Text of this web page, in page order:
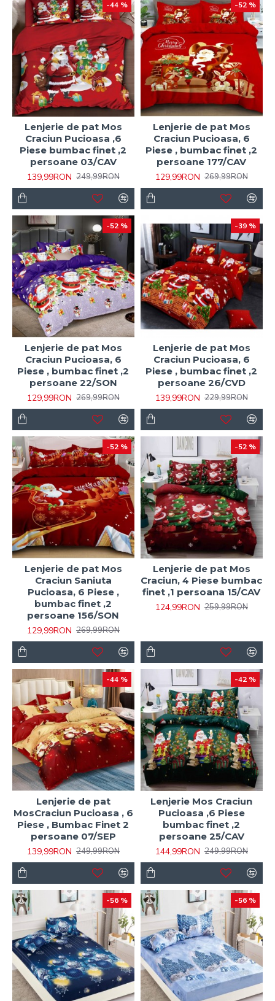
-44 %
Lenjerie de pat Mos
Craciun Pucioasa ,6
Piese bumbac finet ,2
persoane 03/CAV
139,99RON 249,99RON
-52 %
Lenjerie de pat Mos
Craciun Pucioasa, 6
Piese , bumbac finet ,2
persoane 177/CAV
129,99RON 269,99RON
-52 %
Lenjerie de pat Mos
Craciun Pucioasa, 6
Piese , bumbac finet ,2
persoane 22/SON
129,99RON 269,99RON
-39 %
Lenjerie de pat Mos
Craciun Pucioasa, 6
Piese , bumbac finet ,2
persoane 26/CVD
139,99RON 229,99RON
-52 %
Lenjerie de pat Mos
Craciun Saniuta
Pucioasa, 6 Piese ,
bumbac finet ,2
persoane 156/SON
129,99RON 269,99RON
-52 %
Lenjerie de pat Mos
Craciun, 4 Piese bumbac
finet ,1 persoana 15/CAV
124,99RON 259,99RON
-44 %
Lenjerie de pat
MosCraciun Pucioasa , 6
Piese , Bumbac Finet 2
persoane 07/SEP
139,99RON 249,99RON
-42 %
Lenjerie Mos Craciun
Pucioasa ,6 Piese
bumbac finet ,2
persoane 25/CAV
144,99RON 249,99RON
-56 % -56 %